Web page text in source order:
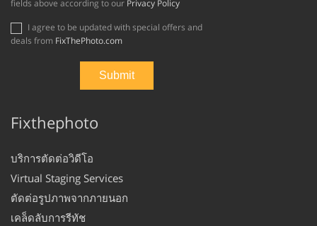
fields above according to our Privacy Policy
deals from FixThePhoto.com
Fixthephoto
บริการตัดต่อวิดีโอ
Virtual Staging Services
ตัดต่อรูปภาพจากภายนอก
เคล็ดลับการรีทัช